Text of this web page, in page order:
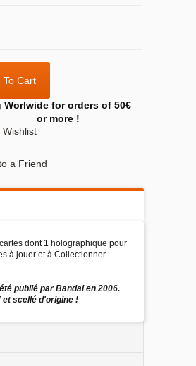
To Cart
Worlwide for orders of 50€
or more !
Wishlist
a Friend
dont 1 holographique pour
à jouer et à Collectionner
publié par Bandai en 2006.
et scellé d'origine !